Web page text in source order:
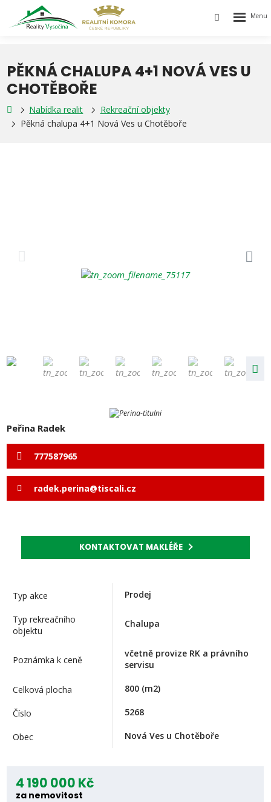
Vyhledávání
PĚKNÁ CHALUPA 4+1 NOVÁ VES U
CHOTĚBOŘE
Nabídka realit
Rekreační objekty
Pěkná chalupa 4+1 Nová Ves u Chotěboře
Peřina Radek
777587965
radek.perina@tiscali.cz
KONTAKTOVAT MAKLÉŘE
Typ akce Prodej
Typ rekreačního
objektu
Chalupa
Poznámka k ceně
včetně provize RK a právního
servisu
Celková plocha 800 (m2)
Číslo 5268
Obec Nová Ves u Chotěboře
4 190 000 Kč
za nemovitost